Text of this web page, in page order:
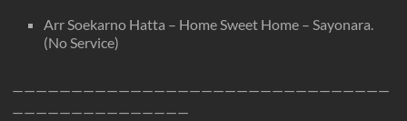
Arr Soekarno Hatta – Home Sweet Home – Sayonara.
(No Service)
————————————————————————————————
———————————————